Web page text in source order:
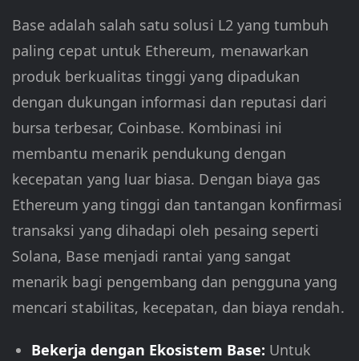
Base adalah salah satu solusi L2 yang tumbuh
paling cepat untuk Ethereum, menawarkan
produk berkualitas tinggi yang dipadukan
dengan dukungan informasi dan reputasi dari
bursa terbesar, Coinbase. Kombinasi ini
membantu menarik pendukung dengan
kecepatan yang luar biasa. Dengan biaya gas
Ethereum yang tinggi dan tantangan konfirmasi
transaksi yang dihadapi oleh pesaing seperti
Solana, Base menjadi rantai yang sangat
menarik bagi pengembang dan pengguna yang
mencari stabilitas, kecepatan, dan biaya rendah.
Bekerja dengan Ekosistem Base: Untuk